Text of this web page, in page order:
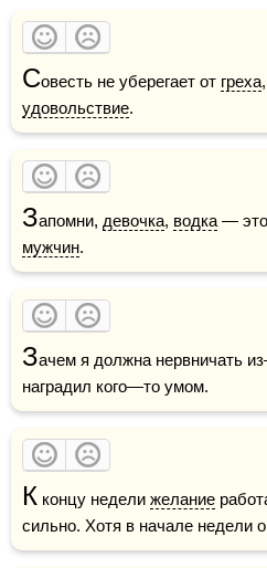
Совесть не уберегает от греха
удовольствие.
Запомни, девочка, водка
мужчин.
Зачем я должна нервничать
наградил кого—то умом.
К концу недели желание
сильно. Хотя в начале недели